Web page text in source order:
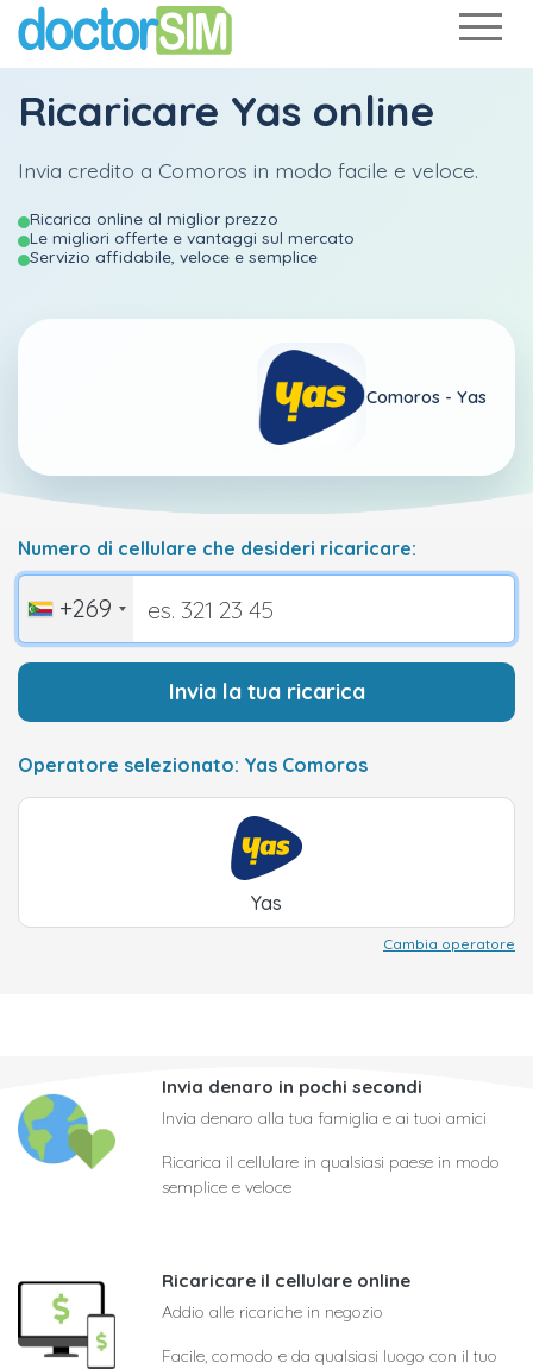
Ricaricare Yas online
Invia credito a Comoros in modo facile e veloce.
Ricarica online al miglior prezzo
Le migliori offerte e vantaggi sul mercato
Servizio affidabile, veloce e semplice
Comoros - Yas
Numero di cellulare che desideri ricaricare:
+269
Invia la tua ricarica
Operatore selezionato: Yas Comoros
Yas
Cambia operatore
Invia denaro in pochi secondi
Invia denaro alla tua famiglia e ai tuoi amici
Ricarica il cellulare in qualsiasi paese in modo
semplice e veloce
Ricaricare il cellulare online
Addio alle ricariche in negozio
Facile, comodo e da qualsiasi luogo con il tuo